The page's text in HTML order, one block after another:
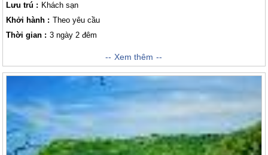
Lưu trú : Khách sạn
Khởi hành : Theo yêu cầu
Thời gian : 3 ngày 2 đêm
Côn Đảo là một hòn đảo nhỏ, hoang sơ nằm trên biển Đông thuộc địa
phận tirng Bà Rịa - Vũng tàu. Hòn đảo này đã được nhiều tạp chí trên thế
giới bình chọn là một trong những hòn đảo bí ẩn nhất thế giới. Mà đặc
biệt hơn nơi đây từng lưu lại những dấu vết của một cuộc đấu tranh ác
liệt với tội ác khủng khiếp của thực dân Pháp. Hãy đến đây để tìm hiểu
về những sự kiện lịch sử huy hoàng một thời tại Côn Đảo nhé.
Xem thêm